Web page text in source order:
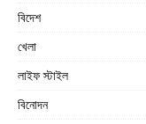
বিদেশ
খেলা
লাইফ স্টাইল
বিনোদন